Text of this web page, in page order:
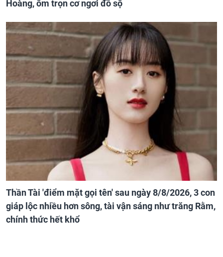
Hoàng, ôm trọn cơ ngơi đồ sộ
Thần Tài 'điểm mặt gọi tên' sau ngày 8/8/2026, 3 con
giáp lộc nhiều hơn sông, tài vận sáng như trăng Rằm,
chính thức hết khổ